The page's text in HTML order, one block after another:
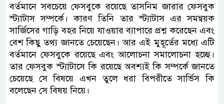
বর্তমানে সবচেয়ে ফেসবুকে রয়েছে তাসনিম জারার ফেসবুক
স্ট্যাটাস সম্পর্কে। কারণ তিনি তার স্ট্যাটাস এর সমন্বয়ক
সার্জিসের গাড়ি বহর নিয়ে যাওয়ার ব্যাপারে প্রশ্ন করেছেন এবং
বেশ কিছু তথ্য জানতে চেয়েছেন। আর এই মুহূর্তের মধ্যে এটি
বর্তমানে ফেসবুকে রয়েছে এবং আলোচনা সমালোচনা হচ্ছে।
তার ফেসবুক স্ট্যাটাসে কি রয়েছে অবশ্যই কি সম্পর্কে জানতে
চেয়েছে সে বিষয়ে এখন তুলে ধরা বিপরীতে সার্ভিস কি
বলেছেন সে বিষয় নিয়ে।